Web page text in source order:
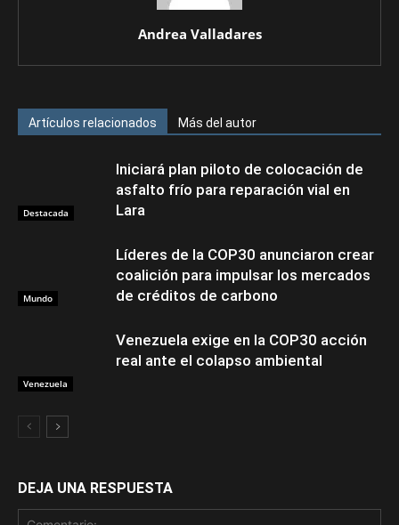
Andrea Valladares
Artículos relacionados Más del autor
Destacada
Iniciará plan piloto de colocación de
asfalto frío para reparación vial en
Lara
Mundo
Líderes de la COP30 anunciaron crear
coalición para impulsar los mercados
de créditos de carbono
Venezuela
Venezuela exige en la COP30 acción
real ante el colapso ambiental
DEJA UNA RESPUESTA